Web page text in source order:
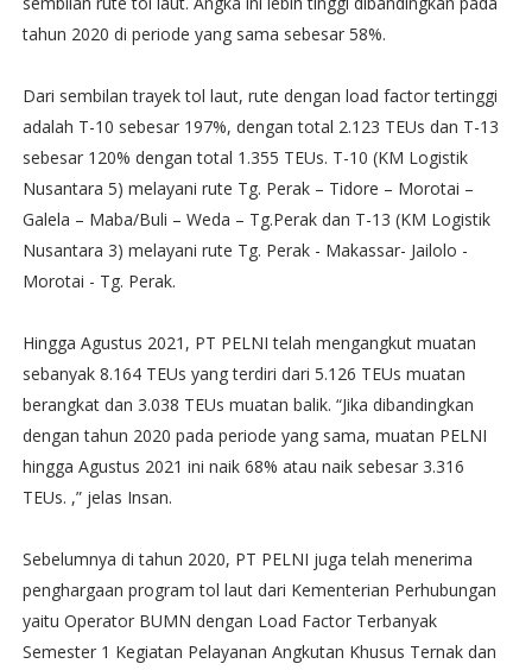
tahun 2020 di periode yang sama sebesar 58%.
Dari sembilan trayek tol laut, rute dengan load factor tertinggi
adalah T-10 sebesar 197%, dengan total 2.123 TEUs dan T-13
sebesar 120% dengan total 1.355 TEUs. T-10 (KM Logistik
Nusantara 5) melayani rute Tg. Perak – Tidore – Morotai –
Galela – Maba/Buli – Weda – Tg.Perak dan T-13 (KM Logistik
Nusantara 3) melayani rute Tg. Perak - Makassar- Jailolo -
Morotai - Tg. Perak.
Hingga Agustus 2021, PT PELNI telah mengangkut muatan
sebanyak 8.164 TEUs yang terdiri dari 5.126 TEUs muatan
berangkat dan 3.038 TEUs muatan balik. “Jika dibandingkan
dengan tahun 2020 pada periode yang sama, muatan PELNI
hingga Agustus 2021 ini naik 68% atau naik sebesar 3.316
TEUs. ,” jelas Insan.
Sebelumnya di tahun 2020, PT PELNI juga telah menerima
penghargaan program tol laut dari Kementerian Perhubungan
yaitu Operator BUMN dengan Load Factor Terbanyak
Semester 1 Kegiatan Pelayanan Angkutan Khusus Ternak dan